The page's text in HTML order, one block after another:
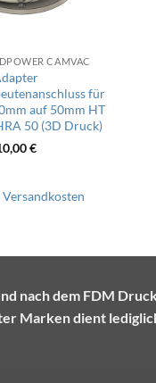
CAMVAC
für
auf 50mm HT
50 (3D Druck)
€
Versandkosten
nach dem FDM
Marken dient